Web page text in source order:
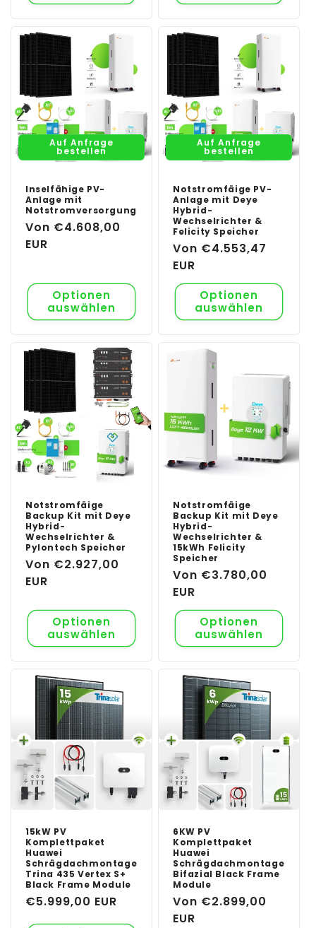
Auf Anfrage
bestellen
Inselfähige PV-
Anlage mit
Notstromversorgung
Normaler
Preis
Von €4.608,00
EUR
Optionen
auswählen
Auf Anfrage
bestellen
Notstromfäige PV-
Anlage mit Deye
Hybrid-
Wechselrichter &
Felicity Speicher
Normaler
Preis
Von €4.553,47
EUR
Optionen
auswählen
Notstromfäige
Backup Kit mit Deye
Hybrid-
Wechselrichter &
Pylontech Speicher
Normaler
Preis
Von €2.927,00
EUR
Optionen
auswählen
Notstromfäige
Backup Kit mit Deye
Hybrid-
Wechselrichter &
15kWh Felicity
Speicher
Normaler
Preis
Von €3.780,00
EUR
Optionen
auswählen
15kW PV
Komplettpaket
Huawei
Schrägdachmontage
Trina 435 Vertex S+
Black Frame Module
Normaler
€5.999,00 EUR
6KW PV
Komplettpaket
Huawei
Schrägdachmontage
Bifazial Black Frame
Module
Normaler
Preis
Von €2.899,00
EUR